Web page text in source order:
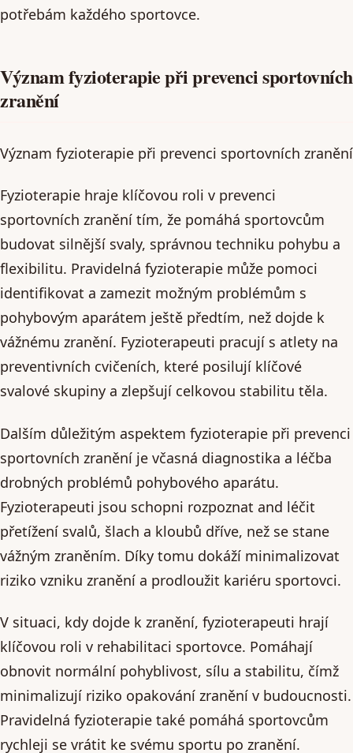
potřebám každého sportovce.
Význam fyzioterapie při prevenci sportovních
zranění
Význam fyzioterapie při prevenci sportovních zranění
Fyzioterapie hraje klíčovou roli v prevenci
sportovních zranění tím, že pomáhá sportovcům
budovat silnější svaly, správnou techniku pohybu a
flexibilitu. Pravidelná fyzioterapie může pomoci
identifikovat a zamezit možným problémům s
pohybovým aparátem ještě předtím, než dojde k
vážnému zranění. Fyzioterapeuti pracují s atlety na
preventivních cvičeních, které posilují klíčové
svalové skupiny a zlepšují celkovou stabilitu těla.
Dalším důležitým aspektem fyzioterapie při prevenci
sportovních zranění je včasná diagnostika a léčba
drobných problémů pohybového aparátu.
Fyzioterapeuti jsou schopni rozpoznat and léčit
přetížení svalů, šlach a kloubů dříve, než se stane
vážným zraněním. Díky tomu dokáží minimalizovat
riziko vzniku zranění a prodloužit kariéru sportovci.
V situaci, kdy dojde k zranění, fyzioterapeuti hrají
klíčovou roli v rehabilitaci sportovce. Pomáhají
obnovit normální pohyblivost, sílu a stabilitu, čímž
minimalizují riziko opakování zranění v budoucnosti.
Pravidelná fyzioterapie také pomáhá sportovcům
rychleji se vrátit ke svému sportu po zranění.